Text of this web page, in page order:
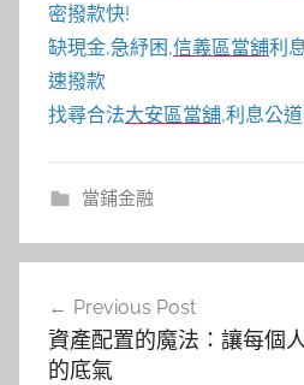
密撥款快!
缺現金,急紓困,信義區當舖利
速撥款
找尋合法大安區當舖,利息公
當鋪金融
章
Previous Post
資產配置的魔法：讓每個
的底氣